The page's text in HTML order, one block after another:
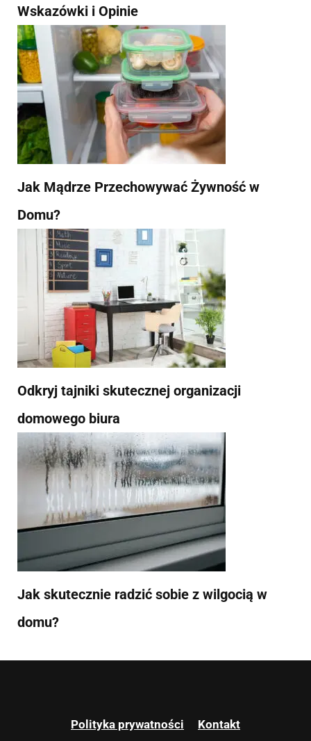
Wskazówki i Opinie
Jak Mądrze Przechowywać Żywność w
Domu?
Odkryj tajniki skutecznej organizacji
domowego biura
Jak skutecznie radzić sobie z wilgocią w
domu?
Polityka prywatności Kontakt